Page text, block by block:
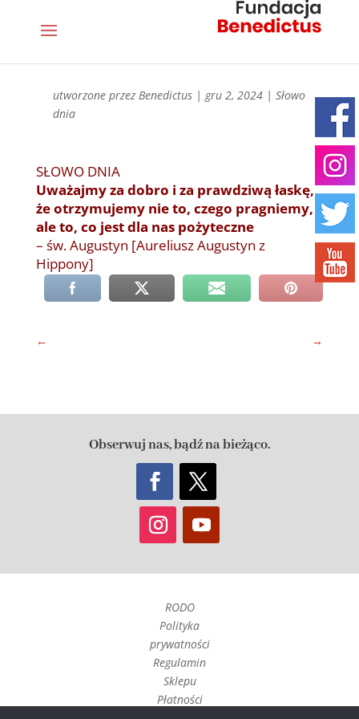
utworzone przez Benedictus| gru 2, 2024| Słowo
dnia
SŁOWO DNIA
Uważajmy za dobro i za prawdziwą łaskę,
że otrzymujemy nie to, czego pragniemy,
ale to, co jest dla nas pożyteczne
– św. Augustyn [Aureliusz Augustyn z
Hippony]
← →
Obserwuj nas, bądź na bieżąco.
RODO
Polityka
prywatności
Regulamin
Sklepu
Płatności